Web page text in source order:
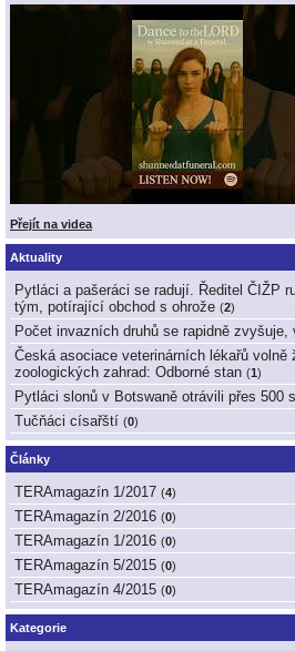
Přejít na videa
Aktuality
Pytláci a pašeráci se radují. Ředitel ČIŽP
tým, potírající obchod s ohrože (2)
Počet invazních druhů se rapidně zvyšuje,
Česká asociace veterinárních lékařů
zoologických zahrad: Odborné stan (1)
Pytláci slonů v Botswaně otrávili přes 500
Tučňáci císařští (0)
Články
TERAmagazín 1/2017 (4)
TERAmagazín 2/2016 (0)
TERAmagazín 1/2016 (0)
TERAmagazín 5/2015 (0)
TERAmagazín 4/2015 (0)
Kategorie